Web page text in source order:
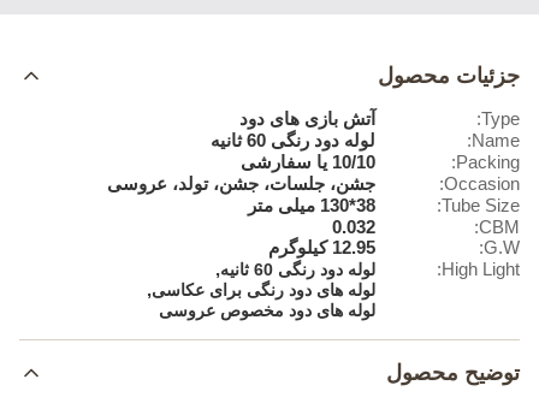
جزئیات محصول
Type:
آتش بازی های دود
Name:
لوله دود رنگی 60 ثانیه
Packing:
10/10 یا سفارشی
Occasion:
جشن، جلسات، جشن، تولد، عروسی
Tube Size:
38*130 میلی متر
CBM:
0.032
G.W:
12.95 کیلوگرم
High Light:
لوله دود رنگی 60 ثانیه ,
لوله های دود رنگی برای عکاسی,
لوله های دود مخصوص عروسی
توضیح محصول